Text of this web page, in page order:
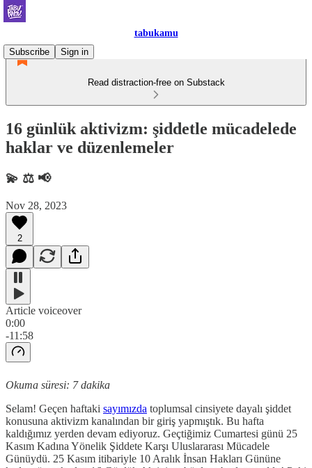
tabukamu
Subscribe
Sign in
Read distraction-free on Substack
16 günlük aktivizm: şiddetle mücadelede
haklar ve düzenlemeler
💫 ⚖️ 📢
Nov 28, 2023
2
Article voiceover
0:00
-11:58
Okuma süresi: 7 dakika
Selam! Geçen haftaki sayımızda toplumsal cinsiyete dayalı şiddet
konusuna aktivizm kanalından bir giriş yapmıştık. Bu hafta
kaldığımız yerden devam ediyoruz. Geçtiğimiz Cumartesi günü 25
Kasım Kadına Yönelik Şiddete Karşı Uluslararası Mücadele
Günüydü. 25 Kasım itibariyle 10 Aralık İnsan Hakları Gününe